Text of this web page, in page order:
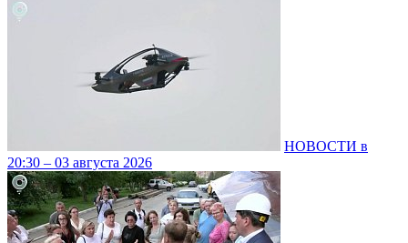
НОВОСТИ в
20:30 – 03 августа 2026